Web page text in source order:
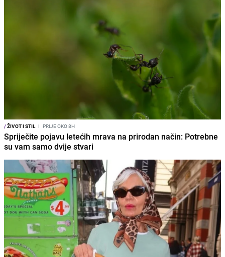
/ŽIVOT I STIL I PRIJE OKO 8H
Spriječite pojavu letećih mrava na prirodan način: Potrebne
su vam samo dvije stvari